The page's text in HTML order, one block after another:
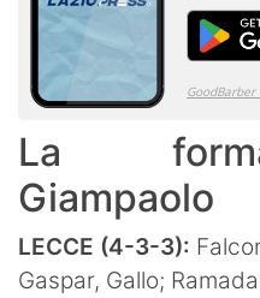
La
Giampaolo
LECCE (4-3-3):
Gaspar, Gallo;